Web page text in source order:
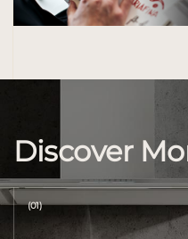
Discover
(01)